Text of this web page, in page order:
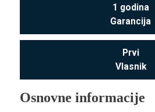
1 godina
Garancija
Prvi
Vlasnik
Osnovne informacije